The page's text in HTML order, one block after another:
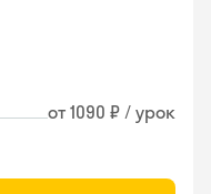
от 1090 ₽ / урок